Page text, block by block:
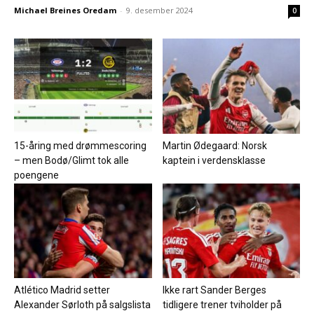
Michael Breines Oredam - 9. desember 2024 0
15-åring med drømmescoring
– men Bodø/Glimt tok alle
poengene
Martin Ødegaard: Norsk
kaptein i verdensklasse
Atlético Madrid setter
Alexander Sørloth på salgslista
Ikke rart Sander Berges
tidligere trener tviholder på